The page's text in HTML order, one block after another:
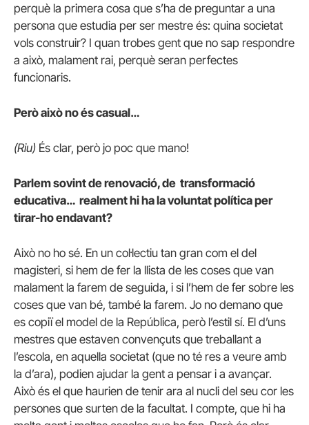
perquè la primera cosa que s’ha de preguntar a una
persona que estudia per ser mestre és: quina societat
vols construir? I quan trobes gent que no sap respondre
a això, malament rai, perquè seran perfectes
funcionaris.
Però això no és casual…
(Riu) És clar, però jo poc que mano!
Parlem sovint de renovació, de transformació
educativa… realment hi ha la voluntat política per
tirar-ho endavant?
Això no ho sé. En un col·lectiu tan gran com el del
magisteri, si hem de fer la llista de les coses que van
malament la farem de seguida, i si l’hem de fer sobre les
coses que van bé, també la farem. Jo no demano que
es copiï el model de la República, però l’estil sí. El d’uns
mestres que estaven convençuts que treballant a
l’escola, en aquella societat (que no té res a veure amb
la d’ara), podien ajudar la gent a pensar i a avançar.
Això és el que haurien de tenir ara al nucli del seu cor les
persones que surten de la facultat. I compte, que hi ha